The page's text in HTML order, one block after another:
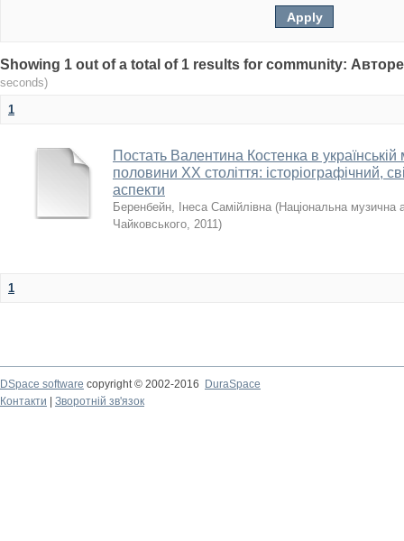
Showing 1 out of a total of 1 results for community:
seconds)
1
Постать Валентина Костенка в українській
половини XX століття: історіографічний,
аспекти
Беренбейн, Інеса Самійлівна (Національна музична
Чайковського, 2011)
1
DSpace software copyright © 2002-2016
DuraSpace
Контакти
Зворотній зв'язок